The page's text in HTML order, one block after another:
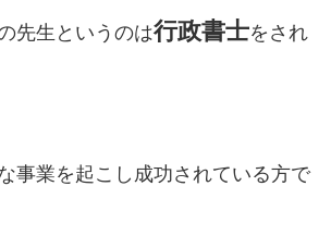
先生というのは行政書士をされ
事業を起こし成功されている方で